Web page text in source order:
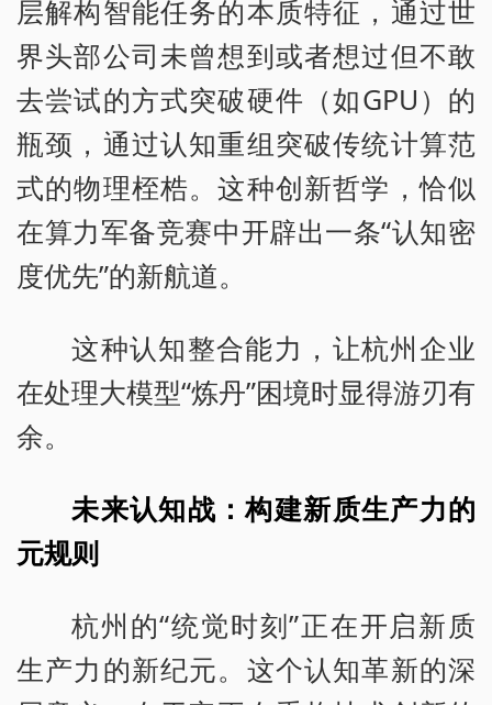
层解构智能任务的本质特征，通过世
界头部公司未曾想到或者想过但不敢
去尝试的方式突破硬件（如GPU）的
瓶颈，通过认知重组突破传统计算范
式的物理桎梏。这种创新哲学，恰似
在算力军备竞赛中开辟出一条“认知密
度优先”的新航道。
这种认知整合能力，让杭州企业
在处理大模型“炼丹”困境时显得游刃有
余。
未来认知战：构建新质生产力的
元规则
杭州的“统觉时刻”正在开启新质
生产力的新纪元。这个认知革新的深